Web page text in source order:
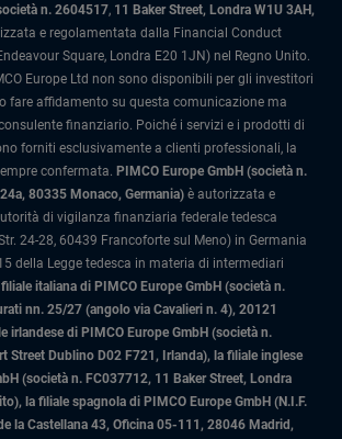
n. 2604517, 11 Baker Street, Londra W1U 3AH,
e regolamentata dalla Financial Conduct
Square, Londra E20 1JN) nel Regno Unito.
Europe Ltd non sono disponibili per gli investitori
fare affidamento su questa comunicazione ma
finanziario. Poiché i servizi e i prodotti di
forniti esclusivamente a clienti professionali, la
confermata. PIMCO Europe GmbH (società n.
80335 Monaco, Germania) è autorizzata e
di vigilanza finanziaria federale tedesca
24-28, 60439 Francoforte sul Meno) in Germania
della Legge tedesca in materia di intermediari
filiale italiana di PIMCO Europe GmbH (società n.
nn. 25/27 (angolo via Cavalieri n. 4), 20121
irlandese di PIMCO Europe GmbH (società n.
Street Dublino D02 F721, Irlanda), la filiale inglese
(società n. FC037712, 11 Baker Street, Londra
la filiale spagnola di PIMCO Europe GmbH (N.I.F.
la Castellana 43, Oficina 05-111, 28046 Madrid,